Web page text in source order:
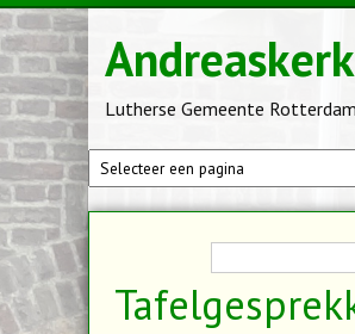
Overslaan en naar de inhoud gaan
Andreaskerk
Lutherse Gemeente Rotterdam